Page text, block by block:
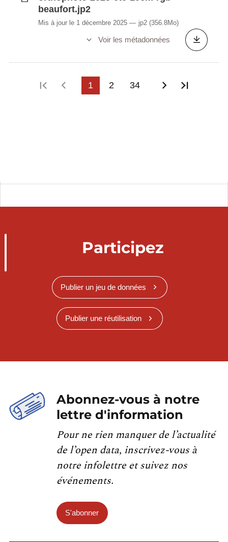
beaufort.jp2
Mis à jour le 1 décembre 2025 jp2 (356.8Mo)
Voir les métadonnées
Première page
Page précédente
1 2 34 Page
Participez
Publier un jeu de données
Publier une réutilisation
Abonnez-vous à notre
lettre d'information
Pour ne rien manquer de l’actualité
de l’open data, inscrivez-vous à
notre infolettre et suivez nos
événements.
S'abonner